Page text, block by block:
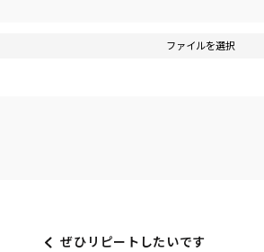
ファイルを選択
ぜひリピートしたいです